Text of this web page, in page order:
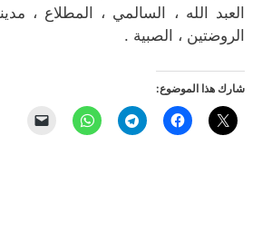
العبد الله ، السالمي ، المطلاع ،
الروضتين ، الصبية .
شارك هذا الموضوع: